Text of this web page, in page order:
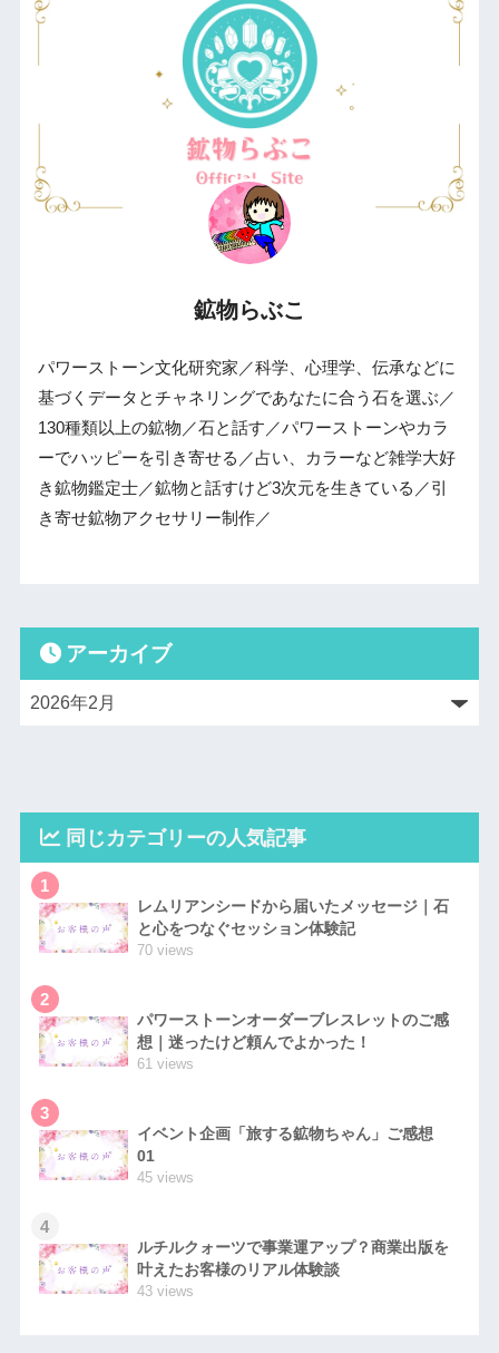
鉱物らぶこ
パワーストーン文化研究家／科学、心理学、伝承などに
基づくデータとチャネリングであなたに合う石を選ぶ／
130種類以上の鉱物／石と話す／パワーストーンやカラ
ーでハッピーを引き寄せる／占い、カラーなど雑学大好
き鉱物鑑定士／鉱物と話すけど3次元を生きている／引
き寄せ鉱物アクセサリー制作／
アーカイブ
同じカテゴリーの人気記事
1
レムリアンシードから届いたメッセージ｜石
と心をつなぐセッション体験記
70 views
2
パワーストーンオーダーブレスレットのご感
想｜迷ったけど頼んでよかった！
61 views
3
イベント企画「旅する鉱物ちゃん」ご感想
01
45 views
4
ルチルクォーツで事業運アップ？商業出版を
叶えたお客様のリアル体験談
43 views